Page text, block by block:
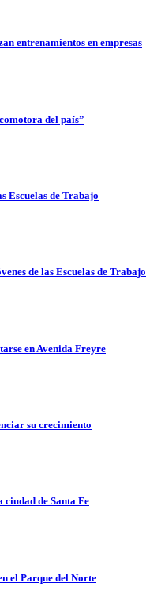
entrenamientos en empresas
del país”
Escuelas de Trabajo
de las Escuelas de Trabajo
en Avenida Freyre
su crecimiento
ciudad de Santa Fe
el Parque del Norte